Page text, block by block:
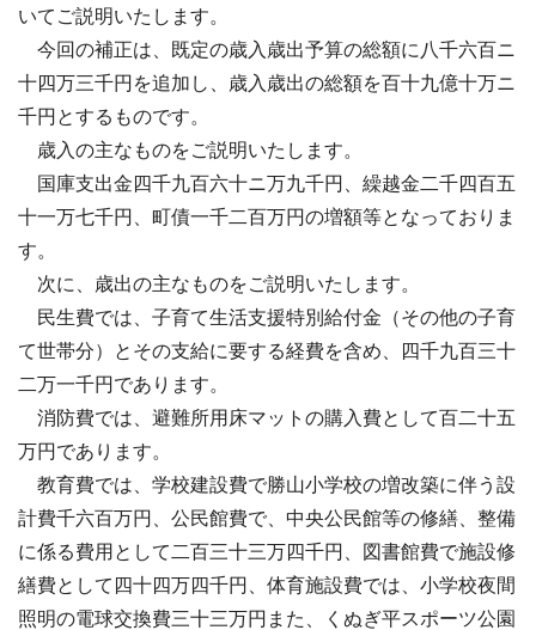
いてご説明いたします。
今回の補正は、既定の歳入歳出予算の総額に八千六百ニ
十四万三千円を追加し、歳入歳出の総額を百十九億十万ニ
千円とするものです。
歳入の主なものをご説明いたします。
国庫支出金四千九百六十ニ万九千円、繰越金二千四百五
十一万七千円、町債一千二百万円の増額等となっておりま
す。
次に、歳出の主なものをご説明いたします。
民生費では、子育て生活支援特別給付金（その他の子育
て世帯分）とその支給に要する経費を含め、四千九百三十
二万一千円であります。
消防費では、避難所用床マットの購入費として百二十五
万円であります。
教育費では、学校建設費で勝山小学校の増改築に伴う設
計費千六百万円、公民館費で、中央公民館等の修繕、整備
に係る費用として二百三十三万四千円、図書館費で施設修
繕費として四十四万四千円、体育施設費では、小学校夜間
照明の電球交換費三十三万円また、くぬぎ平スポーツ公園